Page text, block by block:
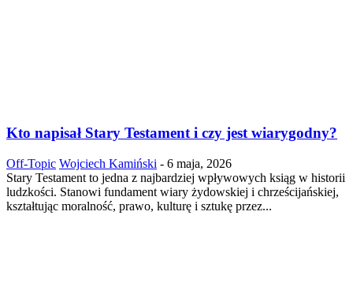
Kto napisał Stary Testament i czy jest wiarygodny?
Off-Topic Wojciech Kamiński - 6 maja, 2026
Stary Testament to jedna z najbardziej wpływowych ksiąg w historii
ludzkości. Stanowi fundament wiary żydowskiej i chrześcijańskiej,
kształtując moralność, prawo, kulturę i sztukę przez...